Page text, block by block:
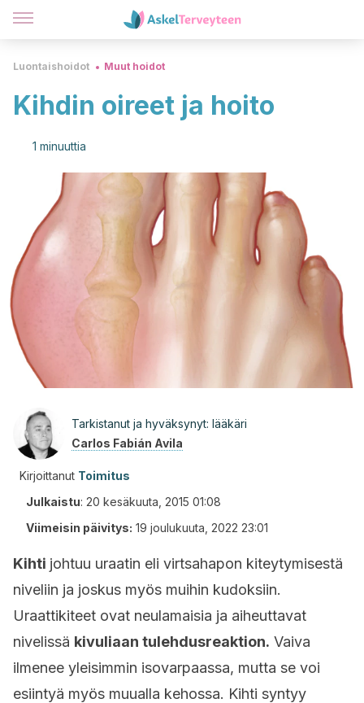
Luontaishoidot Muut hoidot
Kihdin oireet ja hoito
1 minuuttia
Tarkistanut ja hyväksynyt: lääkäri
Carlos Fabián Avila
Kirjoittanut Toimitus
Julkaistu: 20 kesäkuuta, 2015 01:08
Viimeisin päivitys: 19 joulukuuta, 2022 23:01
Kihti johtuu uraatin eli virtsahapon kiteytymisestä
niveliin ja joskus myös muihin kudoksiin.
Uraattikiteet ovat neulamaisia ja aiheuttavat
nivelissä kivuliaan tulehdusreaktion. Vaiva
ilmenee yleisimmin isovarpaassa, mutta se voi
esiintyä myös muualla kehossa. Kihti syntyy